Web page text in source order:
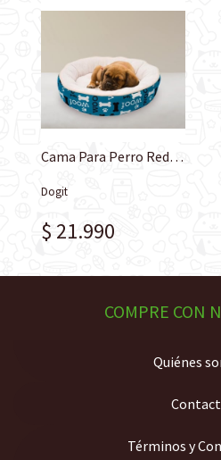
Cama Para Perro Redonda Woof Azul Dreamwell 53 cm
Dogit
$ 21.990
COMPRE CON
Quiénes
Términos y